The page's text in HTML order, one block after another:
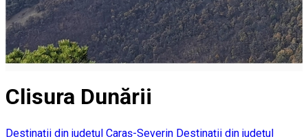
Clisura Dunării
Destinaţii din judeţul Caraş-Severin Destinaţii din judeţul